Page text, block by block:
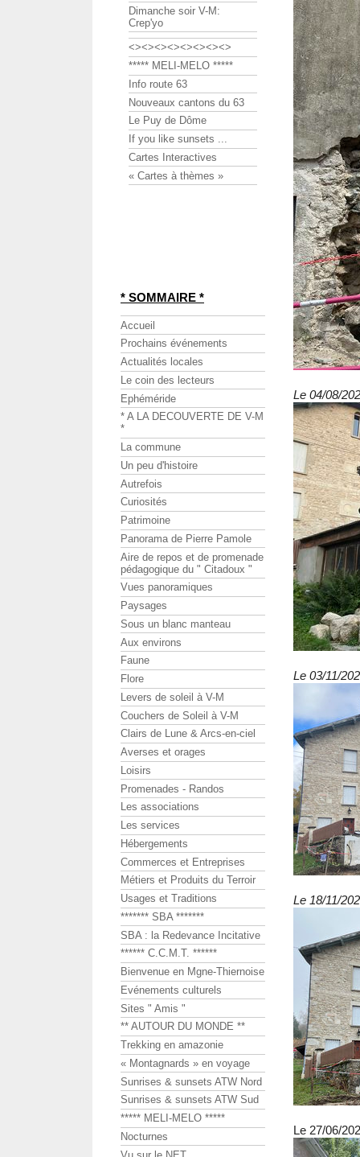
Le 04/08/
Le 03/11/
Le 18/11/
Le 27/06/
Dimanche soir V-M:
Crep'yo
<><><><><><><><>
***** MELI-MELO *****
Info route 63
Nouveaux cantons du 63
Le Puy de Dôme
If you like sunsets ...
Cartes Interactives
« Cartes à thèmes »
* SOMMAIRE *
Accueil
Prochains événements
Actualités locales
Le coin des lecteurs
Ephéméride
* A LA DECOUVERTE DE V-M
*
La commune
Un peu d'histoire
Autrefois
Curiosités
Patrimoine
Panorama de Pierre Pamole
Aire de repos et de promenade
pédagogique du " Citadoux "
Vues panoramiques
Paysages
Sous un blanc manteau
Aux environs
Faune
Flore
Levers de soleil à V-M
Couchers de Soleil à V-M
Clairs de Lune & Arcs-en-ciel
Averses et orages
Loisirs
Promenades - Randos
Les associations
Les services
Hébergements
Commerces et Entreprises
Métiers et Produits du Terroir
Usages et Traditions
******* SBA *******
SBA : la Redevance Incitative
****** C.C.M.T. ******
Bienvenue en Mgne-Thiernoise
Evénements culturels
Sites " Amis "
** AUTOUR DU MONDE **
Trekking en amazonie
« Montagnards » en voyage
Sunrises & sunsets ATW Nord
Sunrises & sunsets ATW Sud
***** MELI-MELO *****
Nocturnes